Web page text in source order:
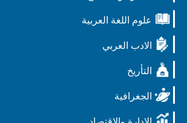
علوم اللغة العربية
الادب العربي
التأريخ
الجغرافية